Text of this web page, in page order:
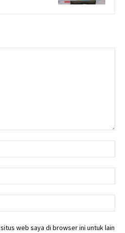
web saya di browser ini untuk lain